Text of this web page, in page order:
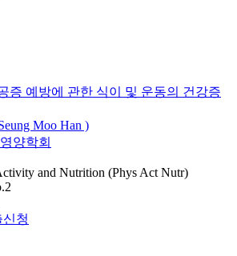
증 예방에 관한 식이 및 운동의 건강증
Moo Han )
양학회
and Nutrition (Phys Act Nutr)
청